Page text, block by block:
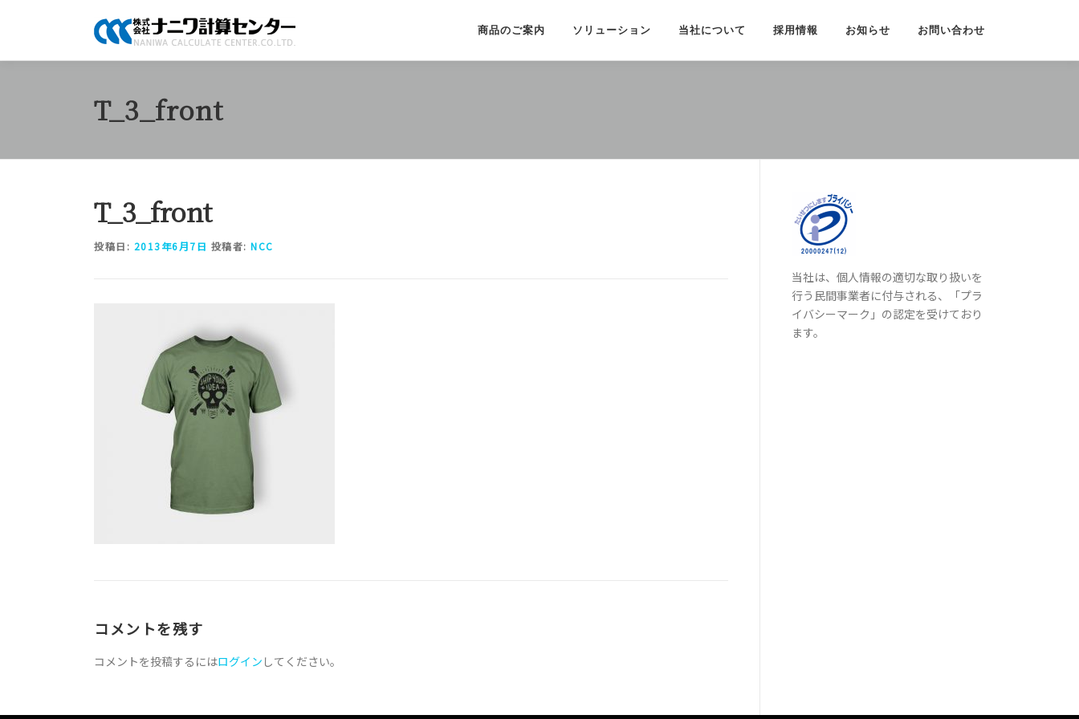
ン
ッ
商品のご案内 ソリューション 当社について 採用情報 お知らせ お問い合わせ
T_3_front
T_3_front
投稿日: 2013年6月7日 投稿者: NCC
コメントを残す
コメントを投稿するにはログイン してください。
当社は、個人情報の適切な取り扱いを
行う民間事業者に付与される、「プラ
イバシーマーク」の認定を受けており
ます。